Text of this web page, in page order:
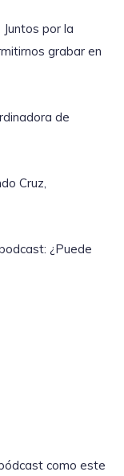
por la
grabar en
de
Cruz,
¿Puede
como este